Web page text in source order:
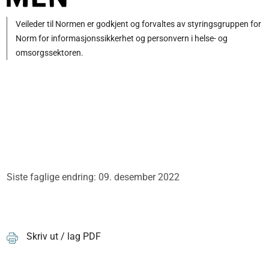
Veileder til Normen er godkjent og forvaltes av styringsgruppen for
Norm for informasjonssikkerhet og personvern i helse- og
omsorgssektoren.
Siste faglige endring: 09. desember 2022
Skriv ut / lag PDF